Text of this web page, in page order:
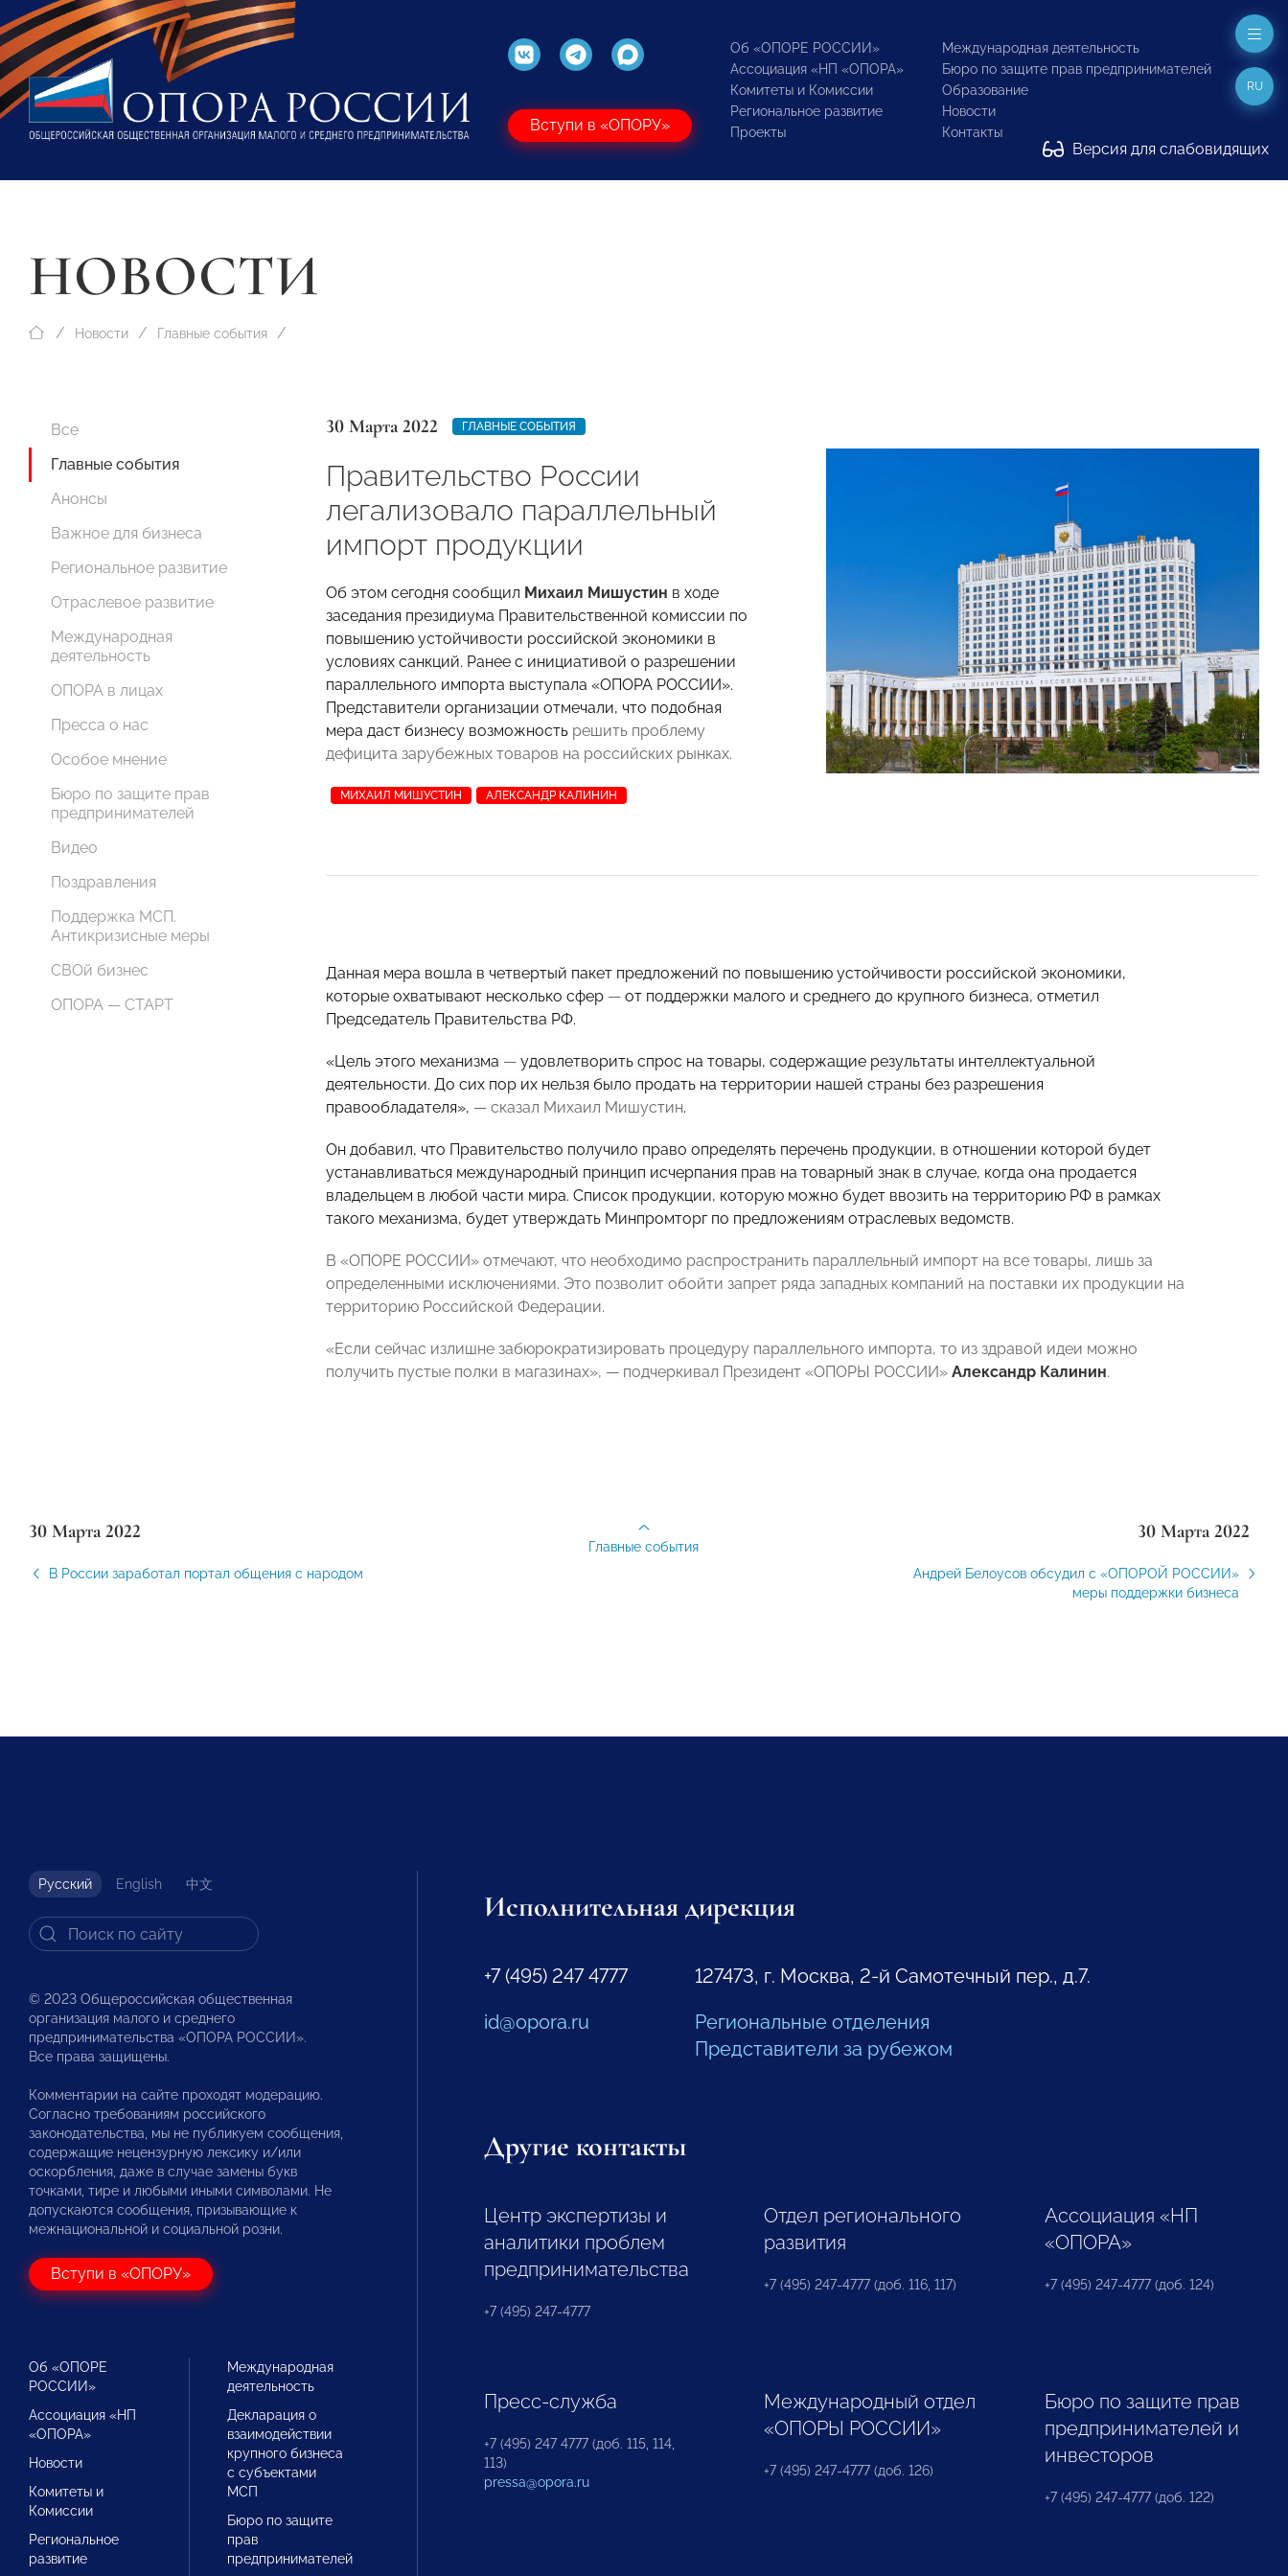
Вступи в «ОПОРУ»
Об «ОПОРЕ РОССИИ»
Ассоциация «НП «ОПОРА»
Комитеты и Комиссии
Региональное развитие
Проекты
Международная деятельность
Бюро по защите прав предпринимателей
Образование
Новости
Контакты
Версия для слабовидящих
RU
НОВОСТИ
Новости Главные события
Все
Главные события
Анонсы
Важное для бизнеса
Региональное развитие
Отраслевое развитие
Международная
деятельность
ОПОРА в лицах
Пресса о нас
Особое мнение
Бюро по защите прав
предпринимателей
Видео
Поздравления
Поддержка МСП.
Антикризисные меры
СВОй бизнес
ОПОРА — СТАРТ
30 Марта 2022 ГЛАВНЫЕ СОБЫТИЯ
Правительство России
легализовало параллельный
импорт продукции
Об этом сегодня сообщил Михаил Мишустин в ходе
заседания президиума Правительственной комиссии по
повышению устойчивости российской экономики в
условиях санкций. Ранее с инициативой о разрешении
параллельного импорта выступала «ОПОРА РОССИИ».
Представители организации отмечали, что подобная
мера даст бизнесу возможность решить проблему
дефицита зарубежных товаров на российских рынках.
МИХАИЛ МИШУСТИН АЛЕКСАНДР КАЛИНИН
Данная мера вошла в четвертый пакет предложений по повышению устойчивости российской экономики,
которые охватывают несколько сфер — от поддержки малого и среднего до крупного бизнеса, отметил
Председатель Правительства РФ.
«Цель этого механизма — удовлетворить спрос на товары, содержащие результаты интеллектуальной
деятельности. До сих пор их нельзя было продать на территории нашей страны без разрешения
правообладателя», — сказал Михаил Мишустин.
Он добавил, что Правительство получило право определять перечень продукции, в отношении которой будет
устанавливаться международный принцип исчерпания прав на товарный знак в случае, когда она продается
владельцем в любой части мира. Список продукции, которую можно будет ввозить на территорию РФ в рамках
такого механизма, будет утверждать Минпромторг по предложениям отраслевых ведомств.
В «ОПОРЕ РОССИИ» отмечают, что необходимо распространить параллельный импорт на все товары, лишь за
определенными исключениями. Это позволит обойти запрет ряда западных компаний на поставки их продукции на
территорию Российской Федерации.
«Если сейчас излишне забюрократизировать процедуру параллельного импорта, то из здравой идеи можно
получить пустые полки в магазинах», — подчеркивал Президент «ОПОРЫ РОССИИ» Александр Калинин.
30 Марта 2022
В России заработал портал общения с народом
30 Марта 2022
Андрей Белоусов обсудил с «ОПОРОЙ РОССИИ»
меры поддержки бизнеса
Главные события
Русский English 中文
© 2023 Общероссийская общественная
организация малого и среднего
предпринимательства «ОПОРА РОССИИ».
Все права защищены.
Комментарии на сайте проходят модерацию.
Согласно требованиям российского
законодательства, мы не публикуем сообщения,
содержащие нецензурную лексику и/или
оскорбления, даже в случае замены букв
точками, тире и любыми иными символами. Не
допускаются сообщения, призывающие к
межнациональной и социальной розни.
Вступи в «ОПОРУ»
Об «ОПОРЕ
РОССИИ»
Ассоциация «НП
«ОПОРА»
Новости
Комитеты и
Комиссии
Региональное
развитие
Международная
деятельность
Декларация о
взаимодействии
крупного бизнеса
с субъектами
МСП
Бюро по защите
прав
предпринимателей
Исполнительная дирекция
+7 (495) 247 4777
id@opora.ru
127473, г. Москва, 2-й Самотечный пер., д.7.
Региональные отделения
Представители за рубежом
Другие контакты
Центр экспертизы и
аналитики проблем
предпринимательства
+7 (495) 247-4777
Отдел регионального
развития
+7 (495) 247-4777 (доб. 116, 117)
Ассоциация «НП
«ОПОРА»
+7 (495) 247-4777 (доб. 124)
Пресс-служба
+7 (495) 247 4777 (доб. 115, 114,
113)
pressa@opora.ru
Международный отдел
«ОПОРЫ РОССИИ»
+7 (495) 247-4777 (доб. 126)
Бюро по защите прав
предпринимателей и
инвесторов
+7 (495) 247-4777 (доб. 122)